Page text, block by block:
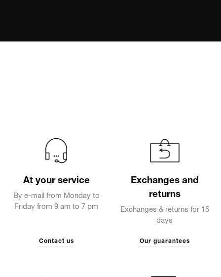
At your service
By e-mail from Monday to
Friday from 9 am to 7 pm
Contact us
Exchanges and
returns
Exchanges & returns for 15
days
Our guarantees